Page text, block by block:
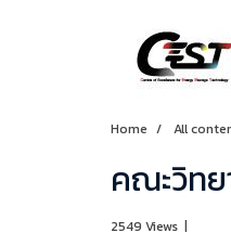
Home All
คณะวิทย
2549 Views |